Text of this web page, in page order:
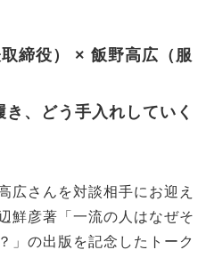
締役） × 飯野高広（服
、どう手入れしていく
広さんを対談相手にお迎え
鮮彦著「一流の人はなぜそ
」の出版を記念したトーク